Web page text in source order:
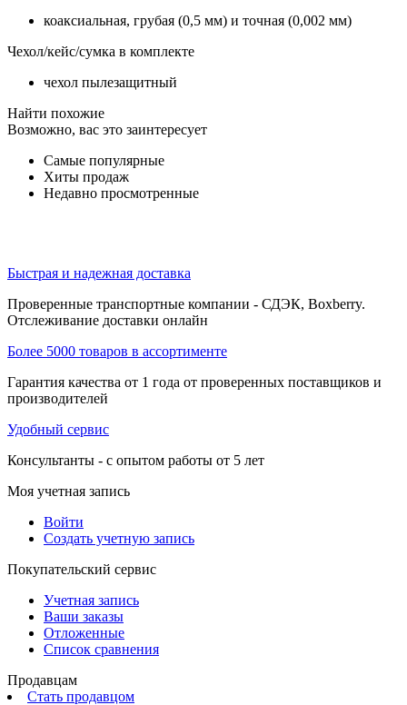
коаксиальная, грубая (0,5 мм) и точная (0,002 мм)
Чехол/кейс/сумка в комплекте
чехол пылезащитный
Найти похожие
Возможно, вас это заинтересует
Самые популярные
Хиты продаж
Недавно просмотренные
Быстрая и надежная доставка
Проверенные транспортные компании - СДЭК, Boxberry.
Отслеживание доставки онлайн
Более 5000 товаров в ассортименте
Гарантия качества от 1 года от проверенных поставщиков и
производителей
Удобный сервис
Консультанты - с опытом работы от 5 лет
Моя учетная запись
Войти
Создать учетную запись
Покупательский сервис
Учетная запись
Ваши заказы
Отложенные
Список сравнения
Продавцам
Стать продавцом